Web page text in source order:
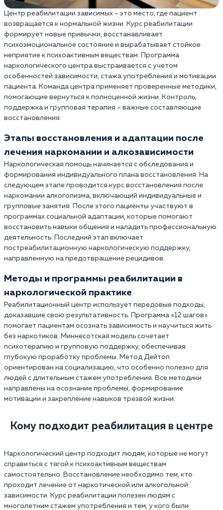
Центр реабилитации зависимых – это место, где пациент
возвращается к нормальной жизни. Курс реабилитации
формирует новые привычки, восстанавливает
психоэмоциональное состояние и вырабатывает стойкое
неприятие к психоактивным веществам. Программа
наркологического центра выстраивается с учетом
особенностей зависимости, стажа употребления и мотивации
пациента. Команда центра применяет проверенные методики,
помогающие вернуться к полноценной жизни. Контроль,
поддержка и групповая терапия – важные составляющие
восстановления.
Этапы восстановления и адаптации после
лечения наркомании и алкозависимости
Наркологическая помощь начинается с обследования и
формирования индивидуального плана восстановления. На
следующем этапе проводится курс восстановления после
наркомании алкоголизма, включающий индивидуальные и
групповые занятия. После этого пациенты участвуют в
программах социальной адаптации, которые помогают
восстановить навыки общения и наладить профессиональную
деятельность. Последний этап включает
постреабилитационную наркологическую поддержку,
направленную на предотвращение рецидивов.
Методы и программы реабилитации в
наркологической практике
Реабилитационный центр использует передовые подходы,
доказавшие свою результативность. Программа «12 шагов»
помогает пациентам осознать зависимость и научиться жить
без наркотиков. Миннесотская модель сочетает
психотерапию и групповую поддержку, обеспечивая
глубокую проработку проблемы. Метод Дейтоп
ориентирован на социализацию, что особенно полезно для
людей с длительным стажем употребления. Все методики
направлены на осознание проблемы, формирование
мотивации и закрепление навыков трезвой жизни.
Кому подходит реабилитация в центре
Наркологический центр подходит людям, которые не могут
справиться с тягой к психоактивным веществам
самостоятельно. Восстановление необходимо тем, кто
проходит лечение от наркотической или алкогольной
зависимости. Курс реабилитации полезен людям с
многолетним стажем употребления и тем, у кого были